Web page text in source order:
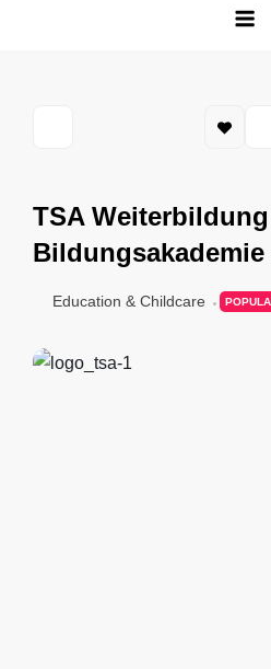
TSA
Bildungsakademie
Education & Childcare